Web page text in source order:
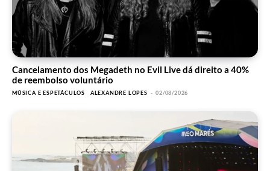
Cancelamento dos Megadeth no Evil Live dá direito a 40%
de reembolso voluntário
MÚSICA E ESPETÁCULOS ALEXANDRE LOPES - 02/08/2026